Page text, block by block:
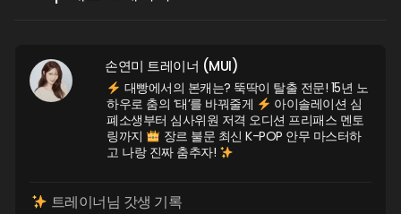
손연미 트레이너 (MUI)
대빵에서의 본캐는? 뚝딱이 탈출 전문! 15년 노
하우로 춤의 ‘태’를 바꿔줄게
아이솔레이션 심
폐소생부터 심사위원 저격 오디션 프리패스 멘토
링까지
장르 불문 최신 K-POP 안무 마스터하
고 나랑 진짜 춤추자!
트레이너님 갓생 기록